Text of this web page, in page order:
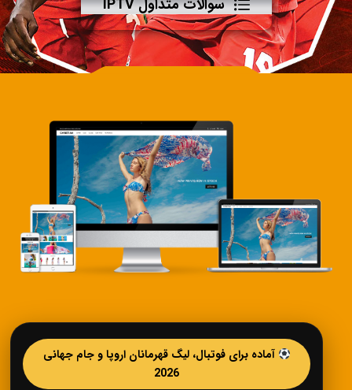
سوالات متداول IPTV
آماده برای فوتبال، لیگ قهرمانان اروپا و جام جهانی
2026